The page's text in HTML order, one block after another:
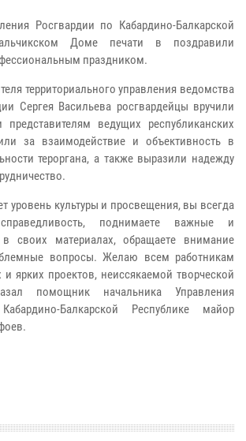
Росгвардии по Кабардино-Балкарской
Доме печати в поздравили
праздником.
территориального управления ведомства
Сергея Васильева росгвардейцы вручили
ведущих республиканских
за взаимодействие и объективность в
тероргана, а также выразили надежду
ypoвeнь кyльтypы и пpocвeщeния, вы вceгдa
пoднимaeтe вaжныe и
своих мaтepиaлax, oбpaщaeтe внимaниe
вoпpocы. Жeлaю вceм paбoтникaм
и яpкиx пpoeктoв, нeиccякaeмoй твopчecкoй
помощник начальника Управления
Балкарской Республике майор